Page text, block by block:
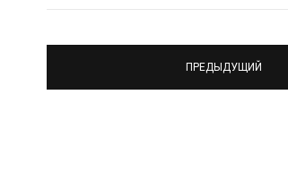
ПРЕДЫДУЩИЙ